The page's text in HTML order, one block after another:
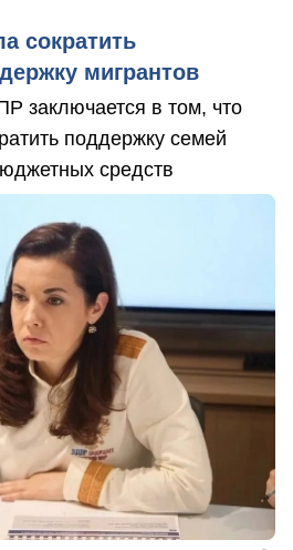
сократить
мигрантов
заключается в том, что
поддержку семей
средств